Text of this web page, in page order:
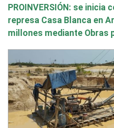
PROINVERSIÓN: se
represa Casa Blanca en
millones mediante Obras